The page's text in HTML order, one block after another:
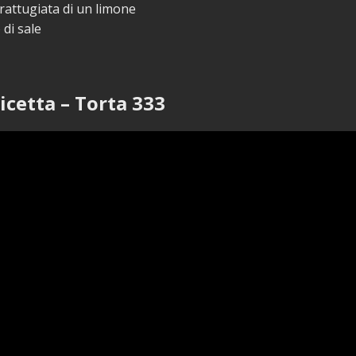
di un limone
sale
– Torta 333